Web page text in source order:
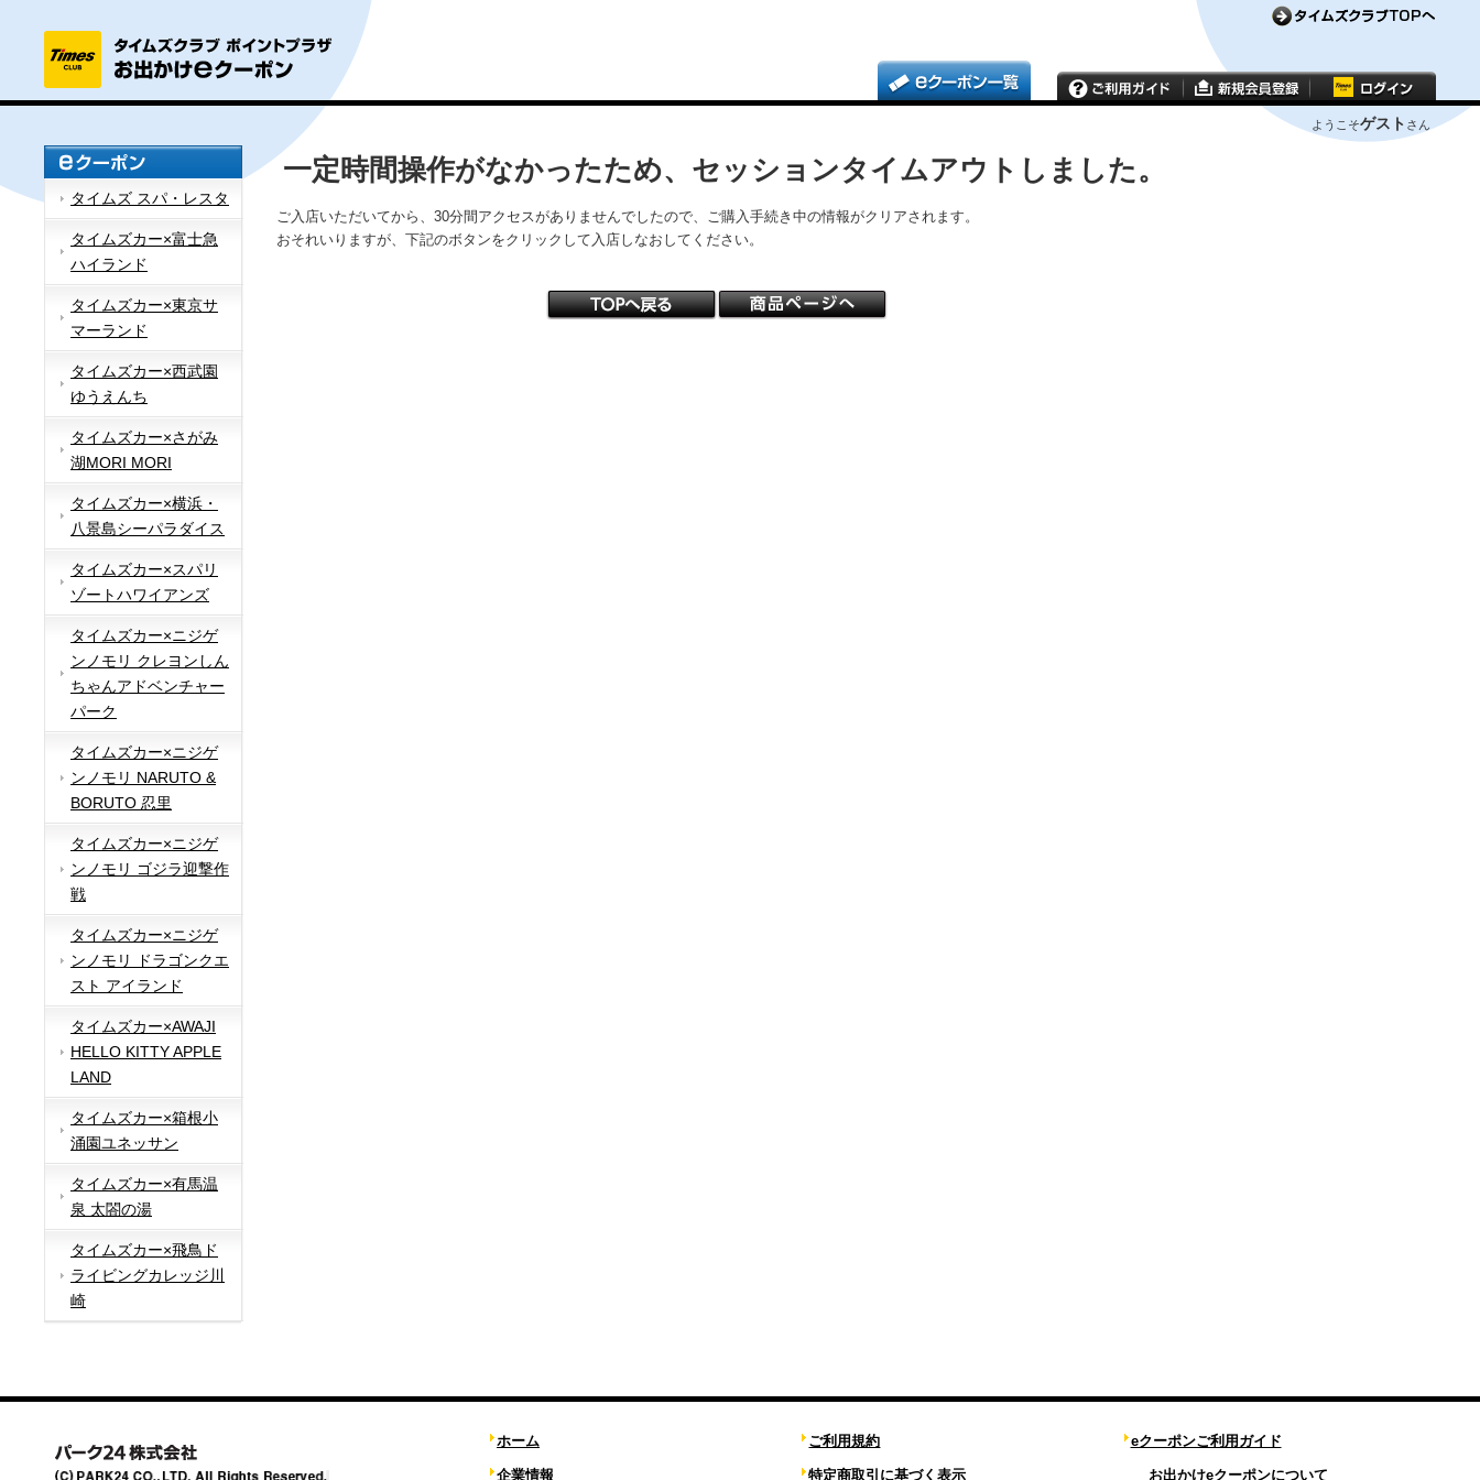
ようこそゲスト さん
タイムズ スパ・レスタ
タイムズカー×富士急
ハイランド
タイムズカー×東京サ
マーランド
タイムズカー×西武園
ゆうえんち
タイムズカー×さがみ
湖MORI MORI
タイムズカー×横浜・
八景島シーパラダイス
タイムズカー×スパリ
ゾートハワイアンズ
タイムズカー×ニジゲ
ンノモリ クレヨンしん
ちゃんアドベンチャー
パーク
タイムズカー×ニジゲ
ンノモリ NARUTO &
BORUTO 忍里
タイムズカー×ニジゲ
ンノモリ ゴジラ迎撃作
戦
タイムズカー×ニジゲ
ンノモリ ドラゴンクエ
スト アイランド
タイムズカー×AWAJI
HELLO KITTY APPLE
LAND
タイムズカー×箱根小
涌園ユネッサン
タイムズカー×有馬温
泉 太閤の湯
タイムズカー×飛鳥ド
ライビングカレッジ川
崎
一定時間操作がなかったため、セッションタイムアウトしました。
ご入店いただいてから、30分間アクセスがありませんでしたので、ご購入手続き中の情報がクリアされます。
おそれいりますが、下記のボタンをクリックして入店しなおしてください。
ホーム
企業情報
ご利用規約
特定商取引に基づく表示
eクーポンご利用ガイド
お出かけeクーポンについて